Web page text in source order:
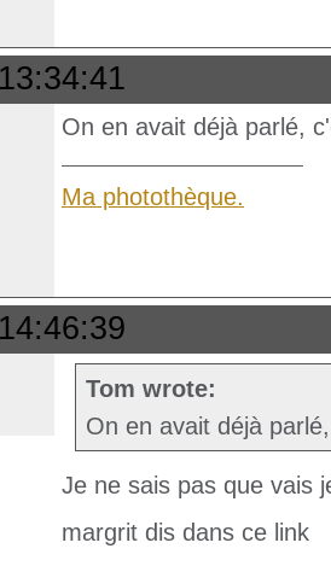
On en avait déjà parlé,
Ma photothèque.
Tom wrote:
On en avait déjà
Je ne sais pas que vais
margrit dis dans ce link